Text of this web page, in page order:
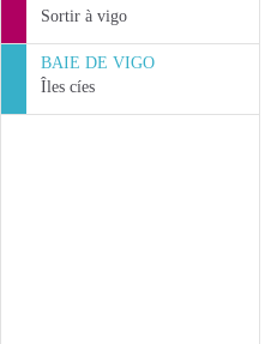
Sortir à vigo
BAIE DE VIGO
Îles cíes